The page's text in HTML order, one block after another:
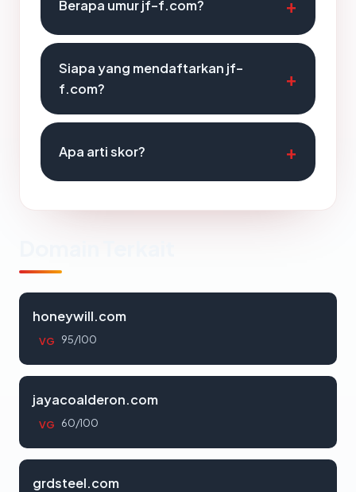
Berapa umur jf-f.com?
Siapa yang mendaftarkan jf-
f.com?
Apa arti skor?
honeywill.com
VG 95/100
jayacoalderon.com
VG 60/100
grdsteel.com